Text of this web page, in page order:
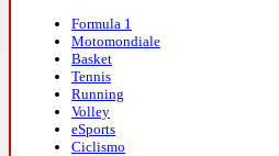
Formula 1
Motomondiale
Basket
Tennis
Running
Volley
eSports
Ciclismo